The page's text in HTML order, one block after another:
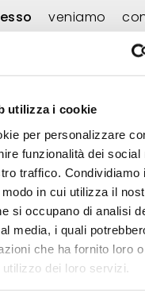
utilizza i cookie
per personalizzare
funzionalità dei social
traffico. Condividiamo
in cui utilizza il
si occupano di analisi
media, i quali
che ha fornito loro
dei loro servizi.
veniamo
hanno quasi
loro apparato e
conto che,
sono
scelte
aumento dei costi
.
avere avuto la
Aziende
nellefasi
loro apparato